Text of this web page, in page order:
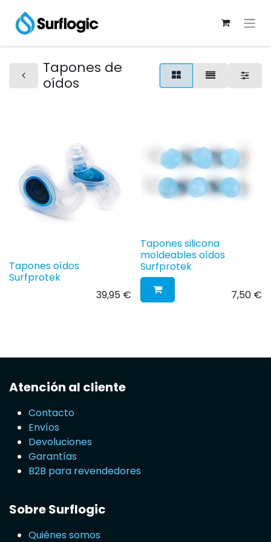
Tapones de
oídos
Tapones oídos
Surfprotek
39,95€
Tapones silicona
moldeables oídos
Surfprotek
7,50 €
Atención al cliente
Contacto
Envíos
Devoluciones
Garantías
B2B para revendedores
Sobre Surflogic
Quiénes somos